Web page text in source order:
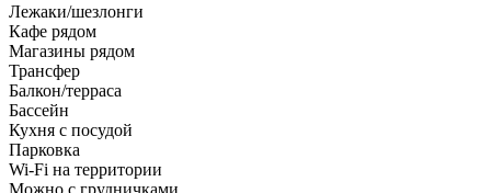
Лежаки/шезлонги
Кафе рядом
Магазины рядом
Трансфер
Балкон/терраса
Бассейн
Кухня с посудой
Парковка
Wi-Fi на территории
Можно с грудничками